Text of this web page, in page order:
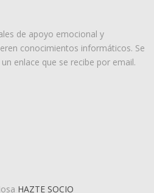
de apoyo emocional y
conocimientos informáticos. Se
enlace que se recibe por email.
HAZTE SOCIO